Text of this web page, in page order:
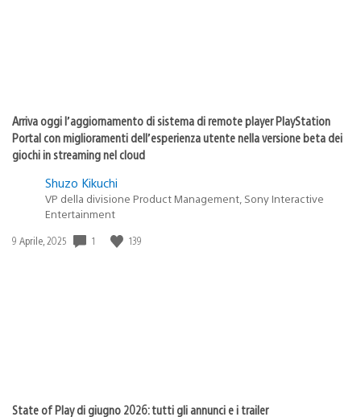
Arriva oggi l’aggiornamento di sistema di remote player PlayStation
Portal con miglioramenti dell’esperienza utente nella versione beta dei
giochi in streaming nel cloud
Shuzo Kikuchi
VP della divisione Product Management, Sony Interactive
Entertainment
Data
9 Aprile, 2025 1 139
State of Play di giugno 2026: tutti gli annunci e i trailer